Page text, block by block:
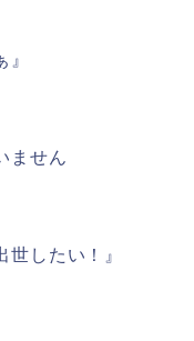
』
ません
世したい！』